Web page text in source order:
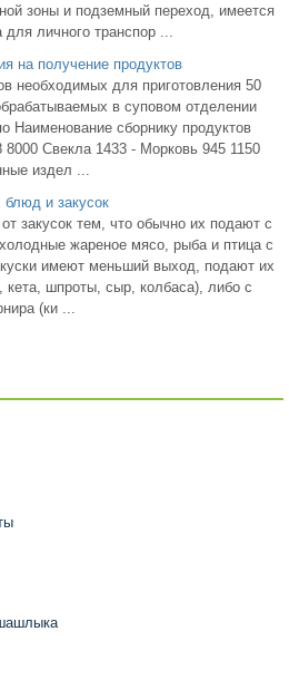
зоны и подземный переход, имеется
личного транспор ...
на получение продуктов
необходимых для приготовления 50
в суповом отделении
Наименование сборнику продуктов
Свекла 1433 - Морковь 945 1150
издел ...
и закусок
закусок тем, что обычно их подают с
жареное мясо, рыба и птица с
имеют меньший выход, подают их
кета, шпроты, сыр, колбаса), либо с
(ки ...